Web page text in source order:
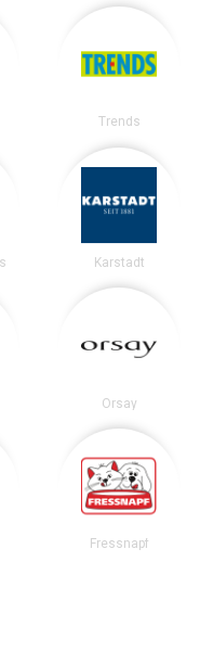
Trends
Karstadt
Orsay
Fressnapf